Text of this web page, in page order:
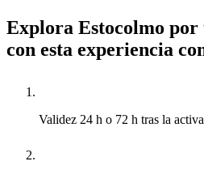
Explora Estocolmo
con esta experiencia
Validez 24 h o 72 h tras la